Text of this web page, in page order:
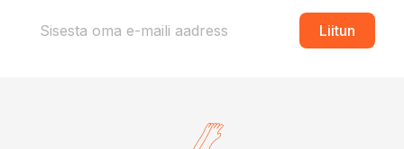
Liitun